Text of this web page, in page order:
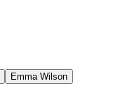
Emma Wilson